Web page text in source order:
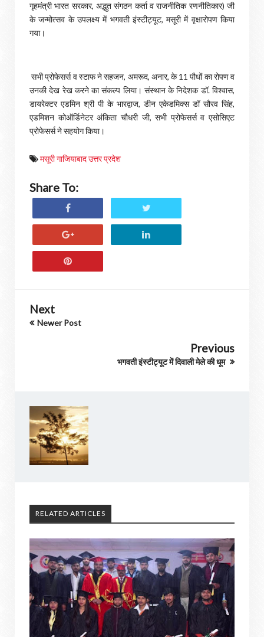
गृहमंत्री भारत सरकार, अद्भुत संगठन कर्ता व राजनीतिक रणनीतिकार) जी
के जन्मोत्सव के उपलक्ष्य में भगवती इंस्टीट्यूट, मसूरी में वृक्षारोपण किया
गया।
सभी प्रोफेसर्स व स्टाफ ने सहजन, अमरूद, अनार, के 11 पौधों का रोपण व
उनकी देख रेख करने का संकल्प लिया। संस्थान के निदेशक डॉ. विश्वास,
डायरेक्टर एडमिन श्री पी के भारद्वाज, डीन एकेडमिक्स डॉ सौरव सिंह,
एडमिशन कोऑर्डिनेटर अंकिता चौधरी जी, सभी प्रोफेसर्स व एसोसिएट
प्रोफेसर्स ने सहयोग किया।
मसूरी गाजियाबाद उत्तर प्रदेश
Share To:
Next
Newer Post
Previous
भगवती इंस्टीट्यूट में दिवाली मेले की धूम
RELATED ARTICLES